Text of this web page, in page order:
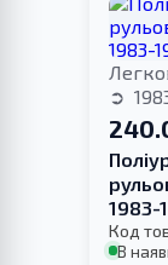
1983-
Код
В